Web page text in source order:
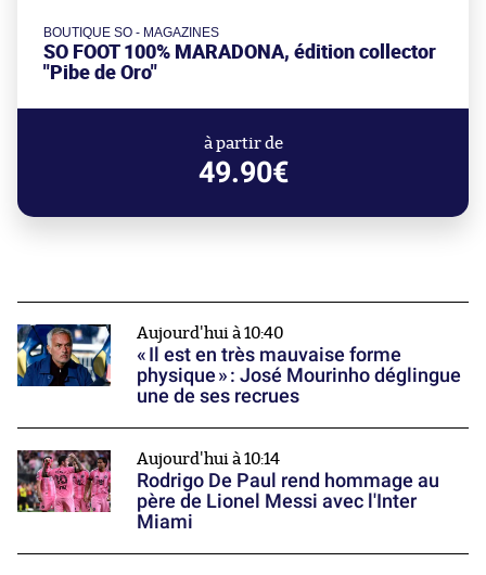
BOUTIQUE SO - MAGAZINES
SO FOOT 100% MARADONA, édition collector
"Pibe de Oro"
à partir de
49.90€
Aujourd'hui à 10:40
« Il est en très mauvaise forme
physique » : José Mourinho déglingue
une de ses recrues
Aujourd'hui à 10:14
Rodrigo De Paul rend hommage au
père de Lionel Messi avec l'Inter
Miami